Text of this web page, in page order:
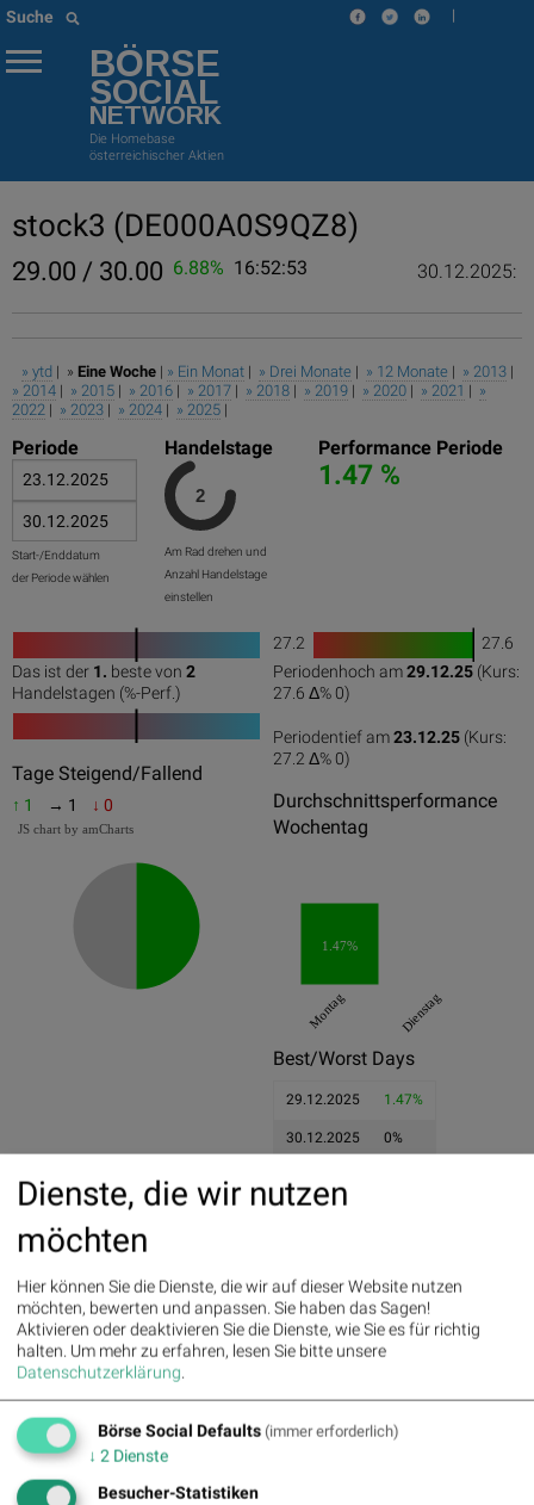
Suche |
BÖRSE
SOCIAL
NETWORK
Die Homebase
österreichischer Aktien
stock3 (DE000A0S9QZ8)
30.12.2025:
29.00 / 30.00 6.88% 16:52:53
» ytd | » Eine Woche | » Ein Monat | » Drei Monate | » 12 Monate | » 2013 |
» 2014 | » 2015 | » 2016 | » 2017 | » 2018 | » 2019 | » 2020 | » 2021 | »
2022 | » 2023 | » 2024 | » 2025 |
Periode
Start-/Enddatum
der Periode wählen
Handelstage
Am Rad drehen und
Anzahl Handelstage
einstellen
Performance Periode
1.47 %
0 50
Das ist der 1. beste von 2
Handelstagen (%-Perf.)
0 50
Tage Steigend/Fallend
↑ 1 → 1 ↓ 0
JS chart by amCharts
27.2
1
0 100
27.6
Periodenhoch am29.12.25 (Kurs:
27.6 Δ% 0)
Periodentief am23.12.25 (Kurs:
27.2 Δ% 0)
Durchschnittsperformance
Wochentag
1.47%
Montag Dienstag
Best/Worst Days
29.12.2025 1.47%
30.12.2025 0%
30.12.2025
Die letzten 20 Tage der Periode
JS chart by amCharts
Dienste, die wir nutzen
möchten
Hier können Sie die Dienste, die wir auf dieser Website nutzen
möchten, bewerten und anpassen. Sie haben das Sagen!
Aktivieren oder deaktivieren Sie die Dienste, wie Sie es für richtig
halten. Um mehr zu erfahren, lesen Sie bitte unsere
Datenschutzerklärung.
Börse Social Defaults (immer erforderlich)
↓ 2 Dienste
Besucher-Statistiken